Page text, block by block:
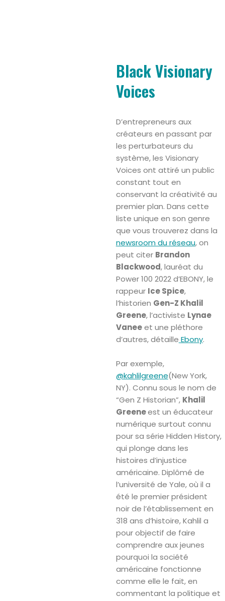
Black Visionary
Voices
D’entrepreneurs aux
créateurs en passant par
les perturbateurs du
système, les Visionary
Voices ont attiré un public
constant tout en
conservant la créativité au
premier plan. Dans cette
liste unique en son genre
que vous trouverez dans la
newsroom du réseau, on
peut citer Brandon
Blackwood, lauréat du
Power 100 2022 d’EBONY, le
rappeur Ice Spice,
l’historien Gen-Z Khalil
Greene, l’activiste Lynae
Vaneeet une pléthore
d’autres, détaille Ebony.
Par exemple,
@kahlilgreene(New York,
NY). Connu sous le nom de
“Gen Z Historian”, Khalil
Greeneest un éducateur
numérique surtout connu
pour sa série Hidden History,
qui plonge dans les
histoires d’injustice
américaine. Diplômé de
l’université de Yale, où il a
été le premier président
noir de l’établissement en
318 ans d’histoire, Kahlil a
pour objectif de faire
comprendre aux jeunes
pourquoi la société
américaine fonctionne
comme elle le fait, en
commentant la politique et